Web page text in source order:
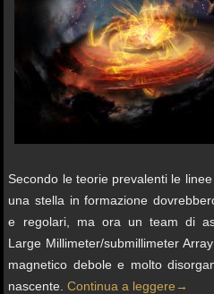
Secondo le teorie prevalenti le
una stella in formazione
e regolari, ma ora un team di
Large Millimeter/submillimeter
magnetico debole e molto
nascente.Continua a leggere →